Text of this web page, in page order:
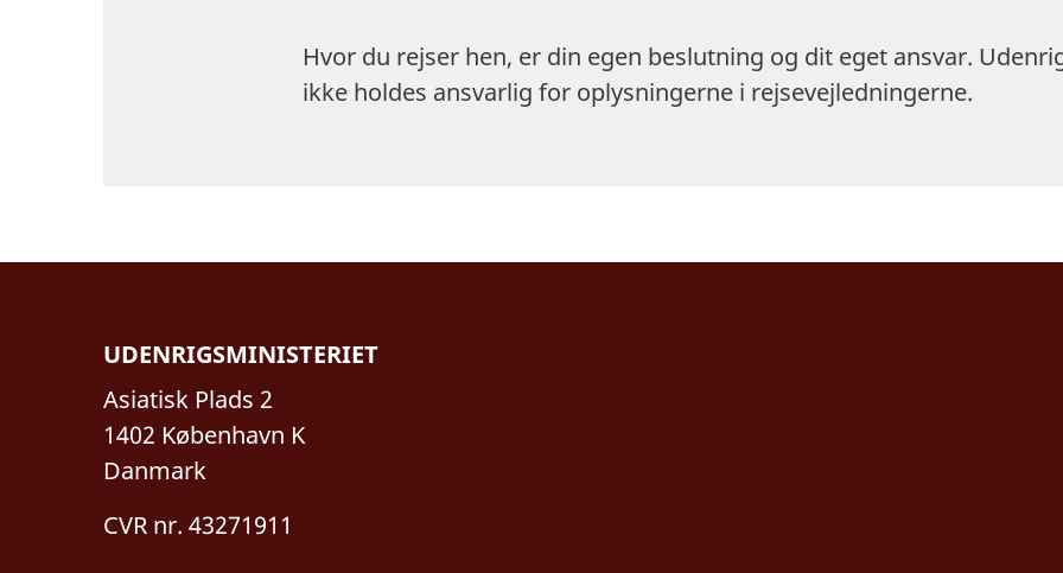
Hvor du rejser hen, er din egen beslutning og dit eget ansvar.
ikke holdes ansvarlig for oplysningerne i rejsevejledningerne.
UDENRIGSMINISTERIET
Asiatisk Plads 2
1402 København K
Danmark
CVR nr. 43271911